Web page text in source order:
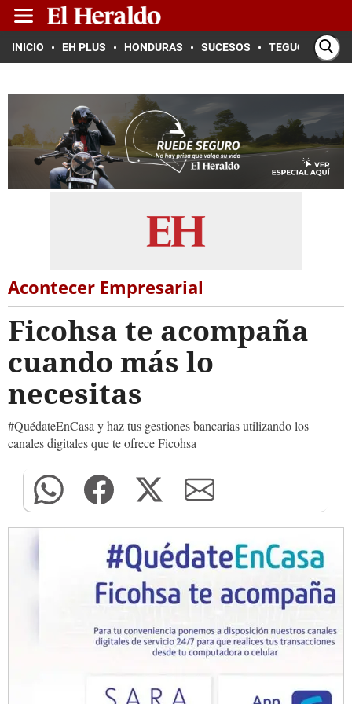
INICIO EH PLUS HONDURAS SUCESOS TEGUCIGALPA
Acontecer Empresarial
Ficohsa te acompaña
cuando más lo
necesitas
#QuédateEnCasa y haz tus gestiones bancarias utilizando los
canales digitales que te ofrece Ficohsa